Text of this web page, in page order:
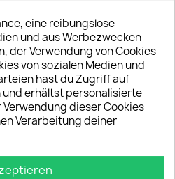
von 90.000 Lumen und
2000 K aus.
AUCH
favorite_border
eine reibungslose
und aus Werbezwecken
der Verwendung von Cookies
von sozialen Medien und
hast du Zugriff auf
erhältst personalisierte
dieser Cookies
Verarbeitung deiner